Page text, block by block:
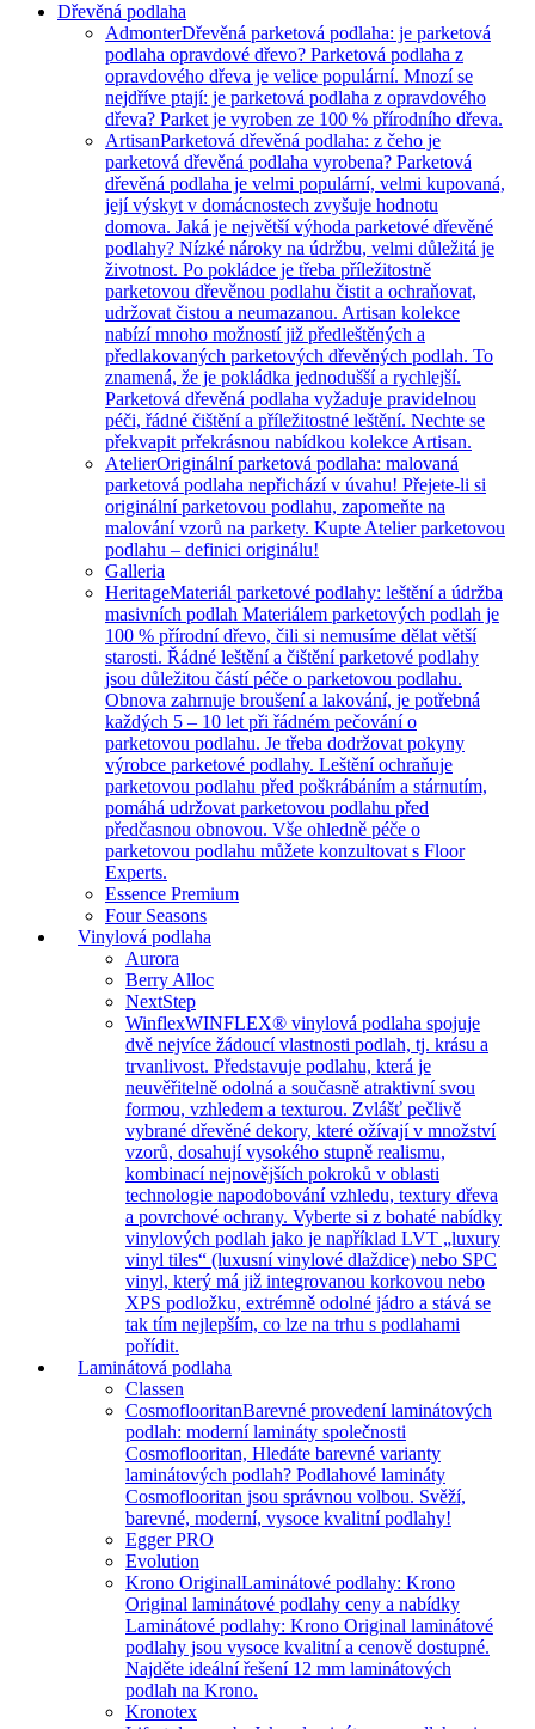
Dřevěná podlaha
AdmonterDřevěná parketová podlaha: je parketová
podlaha opravdové dřevo? Parketová podlaha z
opravdového dřeva je velice populární. Mnozí se
nejdříve ptají: je parketová podlaha z opravdového
dřeva? Parket je vyroben ze 100 % přírodního dřeva.
ArtisanParketová dřevěná podlaha: z čeho je
parketová dřevěná podlaha vyrobena? Parketová
dřevěná podlaha je velmi populární, velmi kupovaná,
její výskyt v domácnostech zvyšuje hodnotu
domova. Jaká je největší výhoda parketové dřevěné
podlahy? Nízké nároky na údržbu, velmi důležitá je
životnost. Po pokládce je třeba příležitostně
parketovou dřevěnou podlahu čistit a ochraňovat,
udržovat čistou a neumazanou. Artisan kolekce
nabízí mnoho možností již předleštěných a
předlakovaných parketových dřevěných podlah. To
znamená, že je pokládka jednodušší a rychlejší.
Parketová dřevěná podlaha vyžaduje pravidelnou
péči, řádné čištění a příležitostné leštění. Nechte se
překvapit prřekrásnou nabídkou kolekce Artisan.
AtelierOriginální parketová podlaha: malovaná
parketová podlaha nepřichází v úvahu! Přejete-li si
originální parketovou podlahu, zapomeňte na
malování vzorů na parkety. Kupte Atelier parketovou
podlahu – definici originálu!
Galleria
HeritageMateriál parketové podlahy: leštění a údržba
masivních podlah Materiálem parketových podlah je
100 % přírodní dřevo, čili si nemusíme dělat větší
starosti. Řádné leštění a čištění parketové podlahy
jsou důležitou částí péče o parketovou podlahu.
Obnova zahrnuje broušení a lakování, je potřebná
každých 5 – 10 let při řádném pečování o
parketovou podlahu. Je třeba dodržovat pokyny
výrobce parketové podlahy. Leštění ochraňuje
parketovou podlahu před poškrábáním a stárnutím,
pomáhá udržovat parketovou podlahu před
předčasnou obnovou. Vše ohledně péče o
parketovou podlahu můžete konzultovat s Floor
Experts.
Essence Premium
Four Seasons
Vinylová podlaha
Aurora
Berry Alloc
NextStep
WinflexWINFLEX® vinylová podlaha spojuje
dvě nejvíce žádoucí vlastnosti podlah, tj. krásu a
trvanlivost. Představuje podlahu, která je
neuvěřitelně odolná a současně atraktivní svou
formou, vzhledem a texturou. Zvlášť pečlivě
vybrané dřevěné dekory, které ožívají v množství
vzorů, dosahují vysokého stupně realismu,
kombinací nejnovějších pokroků v oblasti
technologie napodobování vzhledu, textury dřeva
a povrchové ochrany. Vyberte si z bohaté nabídky
vinylových podlah jako je například LVT „luxury
vinyl tiles“ (luxusní vinylové dlaždice) nebo SPC
vinyl, který má již integrovanou korkovou nebo
XPS podložku, extrémně odolné jádro a stává se
tak tím nejlepším, co lze na trhu s podlahami
pořídit.
Laminátová podlaha
Classen
CosmoflooritanBarevné provedení laminátových
podlah: moderní lamináty společnosti
Cosmoflooritan, Hledáte barevné varianty
laminátových podlah? Podlahové lamináty
Cosmoflooritan jsou správnou volbou. Svěží,
barevné, moderní, vysoce kvalitní podlahy!
Egger PRO
Evolution
Krono OriginalLaminátové podlahy: Krono
Original laminátové podlahy ceny a nabídky
Laminátové podlahy: Krono Original laminátové
podlahy jsou vysoce kvalitní a cenově dostupné.
Najděte ideální řešení 12 mm laminátových
podlah na Krono.
Kronotex